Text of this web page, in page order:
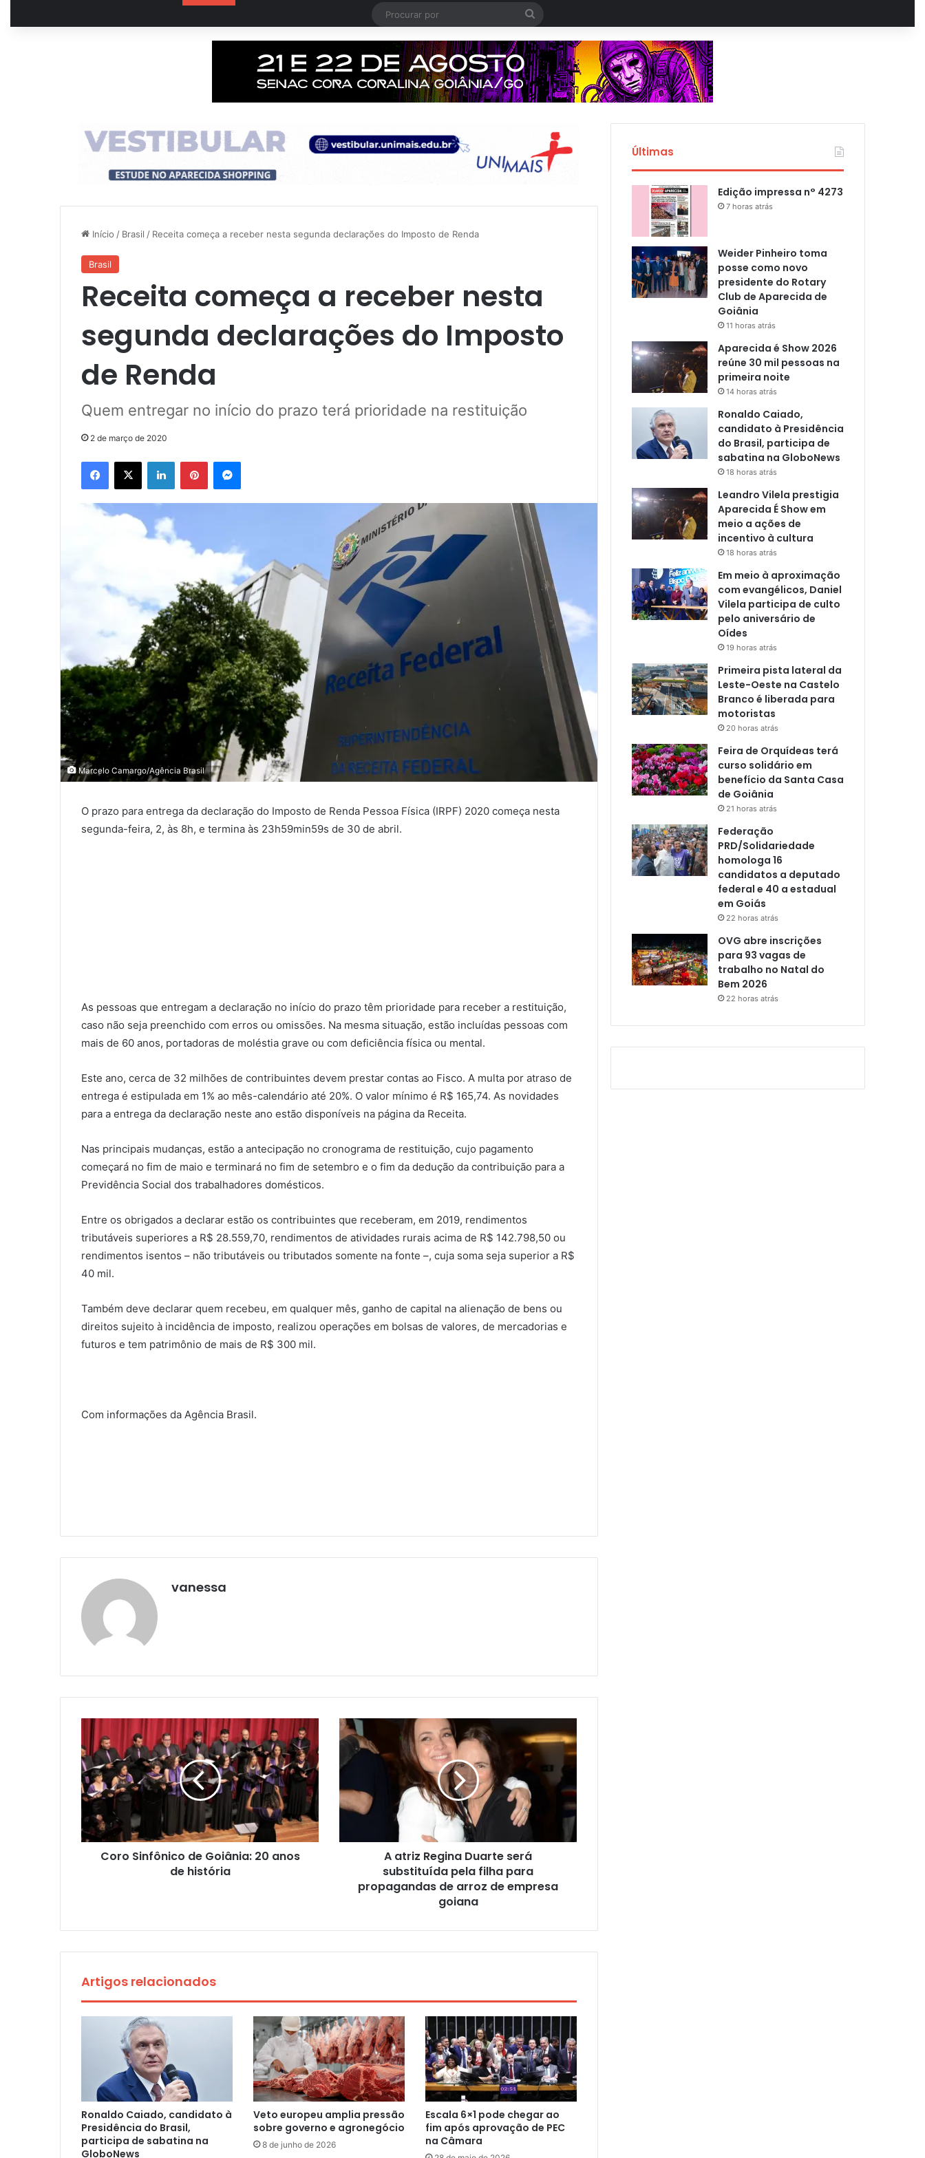
Procurar
por
Início / Brasil / Receita começa a receber nesta segunda declarações do Imposto de Renda
Brasil
Receita começa a receber nesta
segunda declarações do Imposto
de Renda
Quem entregar no início do prazo terá prioridade na restituição
2 de março de 2020
Facebook
X LinkedinPinterestMessenger
Marcelo Camargo/Agência Brasil
O prazo para entrega da declaração do Imposto de Renda Pessoa Física (IRPF) 2020 começa nesta
segunda-feira, 2, às 8h, e termina às 23h59min59s de 30 de abril.
As pessoas que entregam a declaração no início do prazo têm prioridade para receber a restituição,
caso não seja preenchido com erros ou omissões. Na mesma situação, estão incluídas pessoas com
mais de 60 anos, portadoras de moléstia grave ou com deficiência física ou mental.
Este ano, cerca de 32 milhões de contribuintes devem prestar contas ao Fisco. A multa por atraso de
entrega é estipulada em 1% ao mês-calendário até 20%. O valor mínimo é R$ 165,74. As novidades
para a entrega da declaração neste ano estão disponíveis na página da Receita.
Nas principais mudanças, estão a antecipação no cronograma de restituição, cujo pagamento
começará no fim de maio e terminará no fim de setembro e o fim da dedução da contribuição para a
Previdência Social dos trabalhadores domésticos.
Entre os obrigados a declarar estão os contribuintes que receberam, em 2019, rendimentos
tributáveis superiores a R$ 28.559,70, rendimentos de atividades rurais acima de R$ 142.798,50 ou
rendimentos isentos – não tributáveis ou tributados somente na fonte –, cuja soma seja superior a R$
40 mil.
Também deve declarar quem recebeu, em qualquer mês, ganho de capital na alienação de bens ou
direitos sujeito à incidência de imposto, realizou operações em bolsas de valores, de mercadorias e
futuros e tem patrimônio de mais de R$ 300 mil.
Com informações da Agência Brasil.
vanessa
Coro Sinfônico de Goiânia: 20 anos
de história
A atriz Regina Duarte será
substituída pela filha para
propagandas de arroz de empresa
goiana
Artigos relacionados
Ronaldo Caiado, candidato à
Presidência do Brasil,
participa de sabatina na
GloboNews
Veto europeu amplia pressão
sobre governo e agronegócio
8 de junho de 2026
Escala 6×1 pode chegar ao
fim após aprovação de PEC
na Câmara
Últimas
Edição impressa n° 4273
7 horas atrás
Weider Pinheiro toma
posse como novo
presidente do Rotary
Club de Aparecida de
Goiânia
11 horas atrás
Aparecida é Show 2026
reúne 30 mil pessoas na
primeira noite
14 horas atrás
Ronaldo Caiado,
candidato à Presidência
do Brasil, participa de
sabatina na GloboNews
18 horas atrás
Leandro Vilela prestigia
Aparecida É Show em
meio a ações de
incentivo à cultura
18 horas atrás
Em meio à aproximação
com evangélicos, Daniel
Vilela participa de culto
pelo aniversário de
Oídes
19 horas atrás
Primeira pista lateral da
Leste-Oeste na Castelo
Branco é liberada para
motoristas
20 horas atrás
Feira de Orquídeas terá
curso solidário em
benefício da Santa Casa
de Goiânia
21 horas atrás
Federação
PRD/Solidariedade
homologa 16
candidatos a deputado
federal e 40 a estadual
em Goiás
22 horas atrás
OVG abre inscrições
para 93 vagas de
trabalho no Natal do
Bem 2026
22 horas atrás